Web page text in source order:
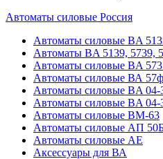
Автоматы силовые Россия
Автоматы силовые BA
Автоматы BA 5139, 5739,
Автоматы силовые BA
Автоматы силовые ВА
Автоматы силовые BA
Автоматы силовые BA
Автоматы силовые ВМ-63
Автоматы силовые АП
Автоматы силовые АЕ
Аксессуары для ВА